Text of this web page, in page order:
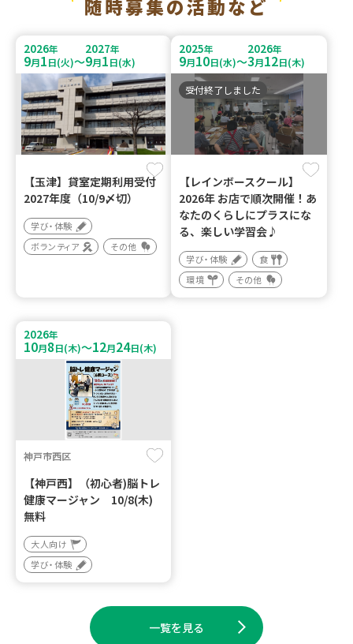
随時募集の活動など
2026年
9月1日(火)～
2027年
9月1日(水)
【玉津】貸室定期利用受付
2027年度（10/9〆切）
学び・体験
ボランティア
その他
2025年
9月10日(水)～
2026年
3月12日(木)
受付終了しました
【レインボースクール】
2026年 お店で順次開催！あ
なたのくらしにプラスにな
る、楽しい学習会♪
学び・体験
食
環境
その他
2026年
10月8日(木)～12月24日(木)
神戸市西区
【神戸西】（初心者)脳トレ
健康マージャン 10/8(木)
無料
大人向け
学び・体験
一覧を見る